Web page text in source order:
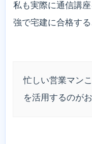
私も実際に通信講
強で宅建に合格する
忙しい営業マン
を活用するのが